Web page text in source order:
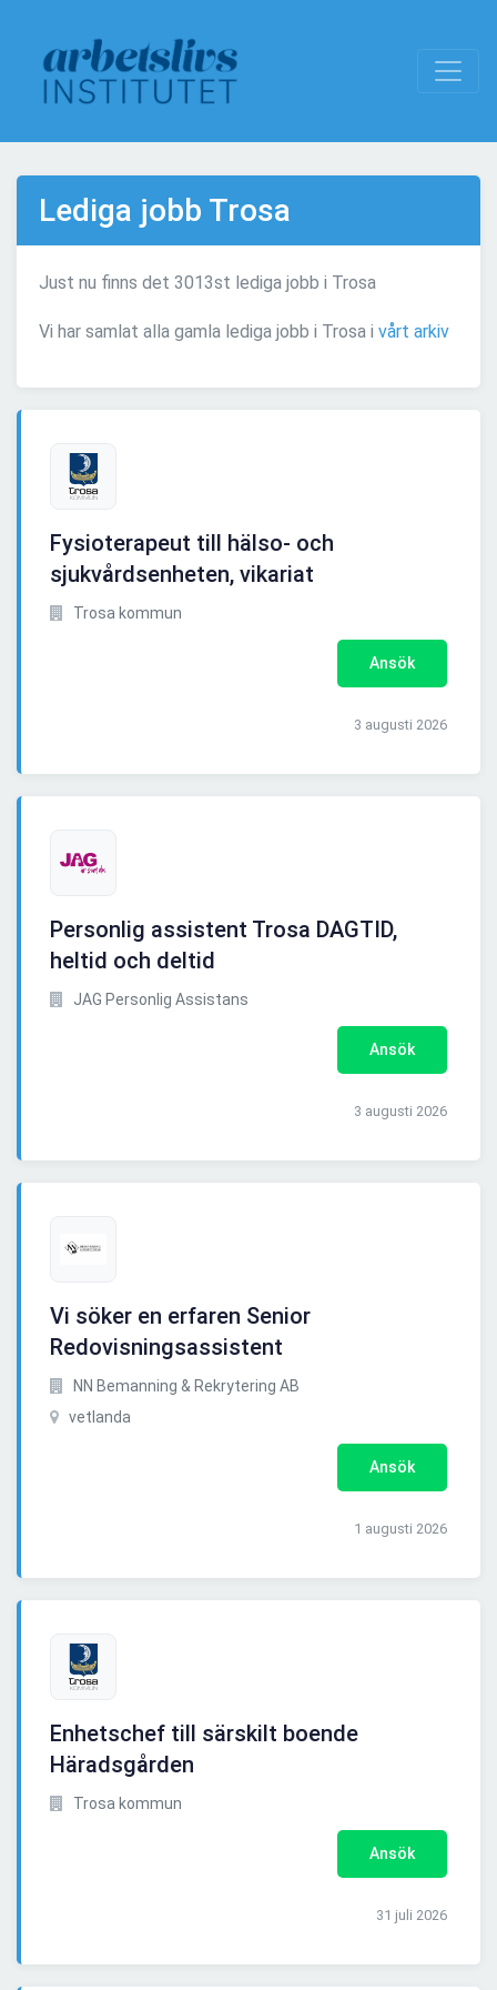
Lediga jobb Trosa
Just nu finns det 3013st lediga jobb i Trosa
Vi har samlat alla gamla lediga jobb i Trosa i vårt arkiv
Fysioterapeut till hälso- och
sjukvårdsenheten, vikariat
Trosa kommun
Ansök
3 augusti 2026
Personlig assistent Trosa DAGTID,
heltid och deltid
JAG Personlig Assistans
Ansök
3 augusti 2026
Vi söker en erfaren Senior
Redovisningsassistent
NN Bemanning & Rekrytering AB
vetlanda
Ansök
1 augusti 2026
Enhetschef till särskilt boende
Häradsgården
Trosa kommun
Ansök
31 juli 2026